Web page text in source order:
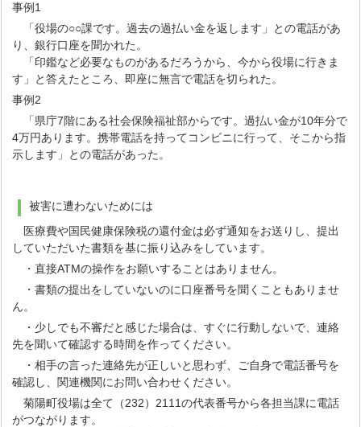
事例1
「役場の○○課です。過去の過払い金を返します」との電話があ
り、銀行口座を聞かれた。
「印鑑など必要なものがあるだろうから、今から役場に行きま
す」と答えたところ、即座に無言で電話を切られた。
事例2
「県庁7階にある社会保険福祉部からです。過払い金が10年分で
4万円あります。携帯電話を持ってコンビニに行って、そこから指
示します」との電話があった。
被害に遭わないためには
医療費や国民健康保険税の還付金は必ず通知をお送りし、提出
していただいた書類を基に振り込みをしています。
・直接ATMの操作をお願いすることはありません。
・書類の提出をしていないのに口座番号を聞くこともありませ
ん。
・少しでも不審だと感じた場合は、すぐに行動しないで、連絡
先を聞いて確認する時間を作ってください。
・相手の言った連絡先が正しいと思わず、ご自身で電話番号を
確認し、関連機関にお問い合わせください。
菊陽町役場は全て（232）2111の代表番号から各担当課に電話
がつながります。